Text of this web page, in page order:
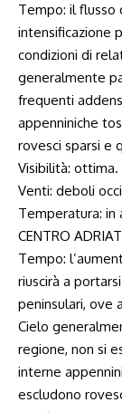
Tempo: il flusso
intensificazione
condizioni di
generalmente
frequenti
appenniniche
rovesci sparsi e
Visibilità: ottima.
Venti: deboli
Temperatura: in
CENTRO
Tempo:
riuscirà a
peninsulari, ove
Cielo
regione, non si
interne
escludono